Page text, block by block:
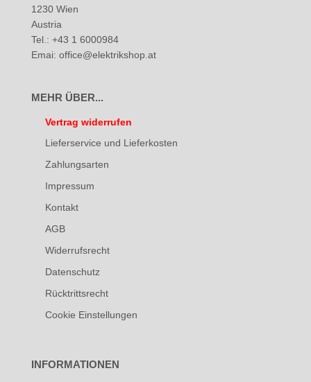
1230 Wien
Austria
Tel.: +43 1 6000984
Emai: office@elektrikshop.at
MEHR ÜBER...
Vertrag widerrufen
Lieferservice und Lieferkosten
Zahlungsarten
Impressum
Kontakt
AGB
Widerrufsrecht
Datenschutz
Rücktrittsrecht
Cookie Einstellungen
INFORMATIONEN